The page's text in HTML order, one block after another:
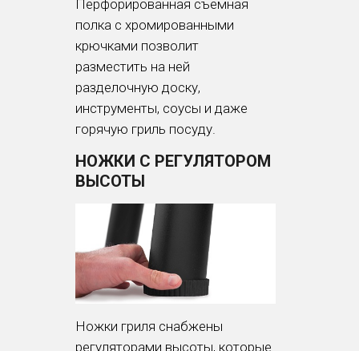
Перфорированная съемная
полка c хромированными
крючками позволит
разместить на ней
разделочную доску,
инструменты, соусы и даже
горячую гриль посуду.
НОЖКИ С РЕГУЛЯТОРОМ
ВЫСОТЫ
Ножки гриля снабжены
регуляторами высоты, которые